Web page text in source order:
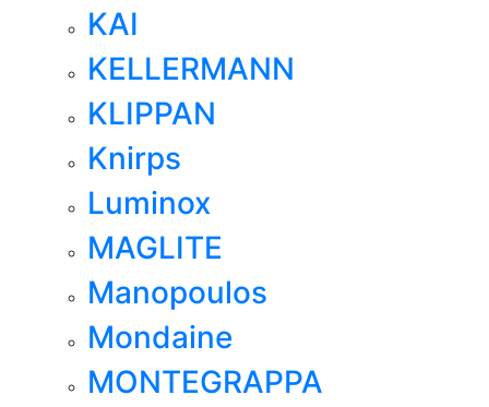
KAI
KELLERMANN
KLIPPAN
Knirps
Luminox
MAGLITE
Manopoulos
Mondaine
MONTEGRAPPA